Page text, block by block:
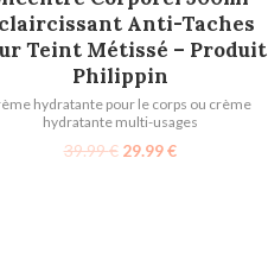
Anti-Taches
Teint Métissé – Produit
Philippin
hydratante pour le corps ou crème
hydratante multi-usages
39.99€ 29.99€